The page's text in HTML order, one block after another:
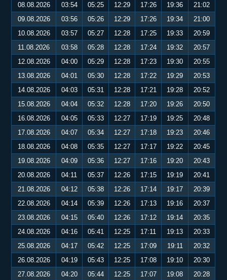
08.08.2026
03:54 05:25 12:29 17:26 19:36
21:02
09.08.2026
03:56 05:26 12:29 17:26 19:34
21:00
10.08.2026
03:57 05:27 12:28 17:25 19:33
20:59
11.08.2026
03:58 05:28 12:28 17:24 19:32
20:57
12.08.2026
04:00 05:29 12:28 17:23 19:30
20:55
13.08.2026
04:01 05:30 12:28 17:22 19:29
20:53
14.08.2026
04:03 05:31 12:28 17:21 19:28
20:52
15.08.2026
04:04 05:32 12:28 17:20 19:26
20:50
16.08.2026
04:05 05:33 12:27 17:19 19:25
20:48
17.08.2026
04:07 05:34 12:27 17:18 19:23
20:46
18.08.2026
04:08 05:35 12:27 17:17 19:22
20:45
19.08.2026
04:09 05:36 12:27 17:16 19:20
20:43
20.08.2026
04:11 05:37 12:26 17:15 19:19
20:41
21.08.2026
04:12 05:38 12:26 17:14 19:17
20:39
22.08.2026
04:14 05:39 12:26 17:13 19:16
20:37
23.08.2026
04:15 05:40 12:26 17:12 19:14
20:35
24.08.2026
04:16 05:41 12:25 17:11 19:13
20:33
25.08.2026
04:17 05:42 12:25 17:09 19:11
20:32
26.08.2026
04:19 05:43 12:25 17:08 19:10
20:30
27.08.2026
04:20 05:44 12:25 17:07 19:08
20:28